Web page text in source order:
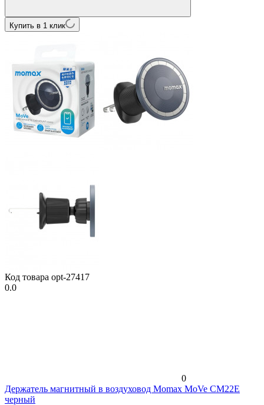
Купить в 1 клик
Код товара opt-27417
0.0
0
Держатель магнитный в воздуховод Momax MoVe CM22E
черный